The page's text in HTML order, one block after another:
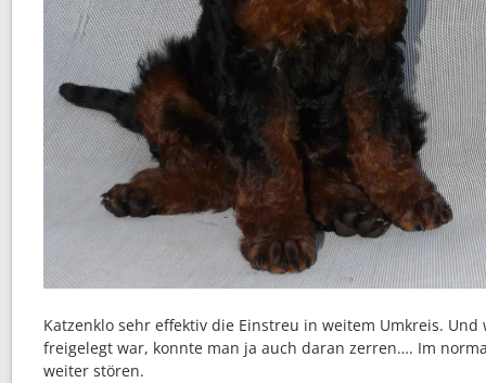
Katzenklo sehr effektiv die Einstreu in weitem Umkreis.
freigelegt war, konnte man ja auch daran zerren…. Im
weiter stören.